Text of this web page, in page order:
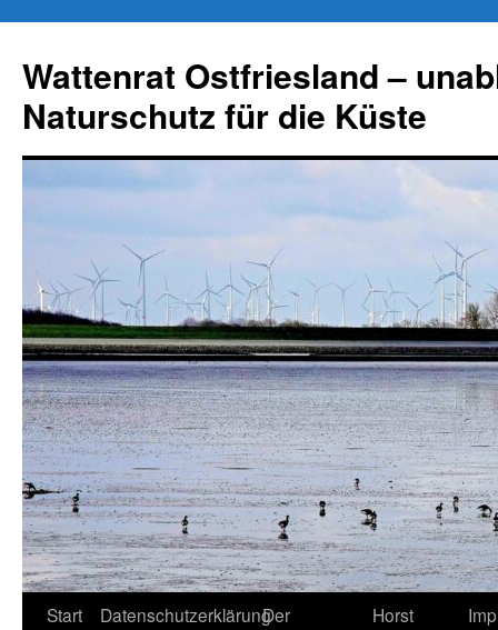
springen
Wattenrat Ostfriesland –
Naturschutz für die Küste
Start DatenschutzerklärungDer
Horst